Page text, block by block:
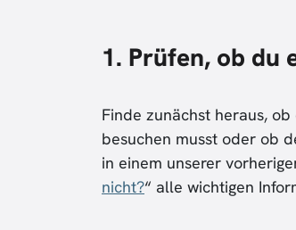
1. Prüfen, ob du
Finde zunächst heraus,
besuchen musst oder ob
in einem unserer
nicht?“ alle wichtigen